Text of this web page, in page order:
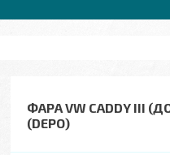
ФАРА VW CADDY III
(DEPO)